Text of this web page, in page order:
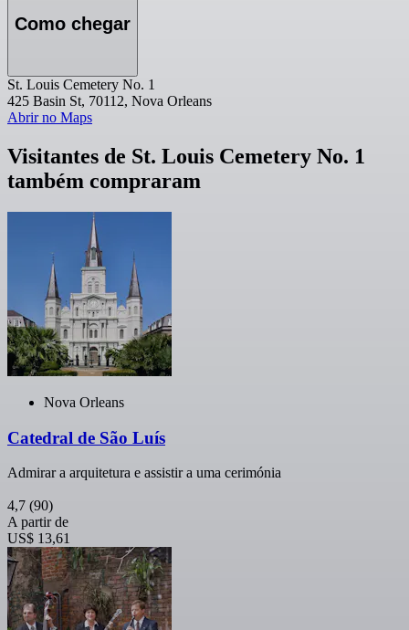
Como chegar
St. Louis Cemetery No. 1
425 Basin St, 70112, Nova Orleans
Abrir no Maps
Visitantes de St. Louis Cemetery No. 1
também compraram
Nova Orleans
Catedral de São Luís
Admirar a arquitetura e assistir a uma cerimónia
4,7 (90)
A partir de
US$ 13,61